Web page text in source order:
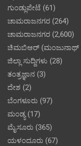
ಗುಂಡ್ಲುಪೇಟೆ (61)
ಚಾಮರಾಜನಗರ (264)
ಚಾಮರಾಜನಗರ (2,600)
ಚಿಮಬಿಆರ್ (ಮಂಜುನಾಥ್
ಜಿಲ್ಲಾ ಸುದ್ದಿಗಳು (28)
ತಂತ್ರಜ್ಞಾನ (3)
ದೇಶ (2)
ಬೆಂಗಳೂರು (97)
ಮಂಡ್ಯ(17)
ಮೈಸೂರು (365)
ಯಳಂದೂರು (67)